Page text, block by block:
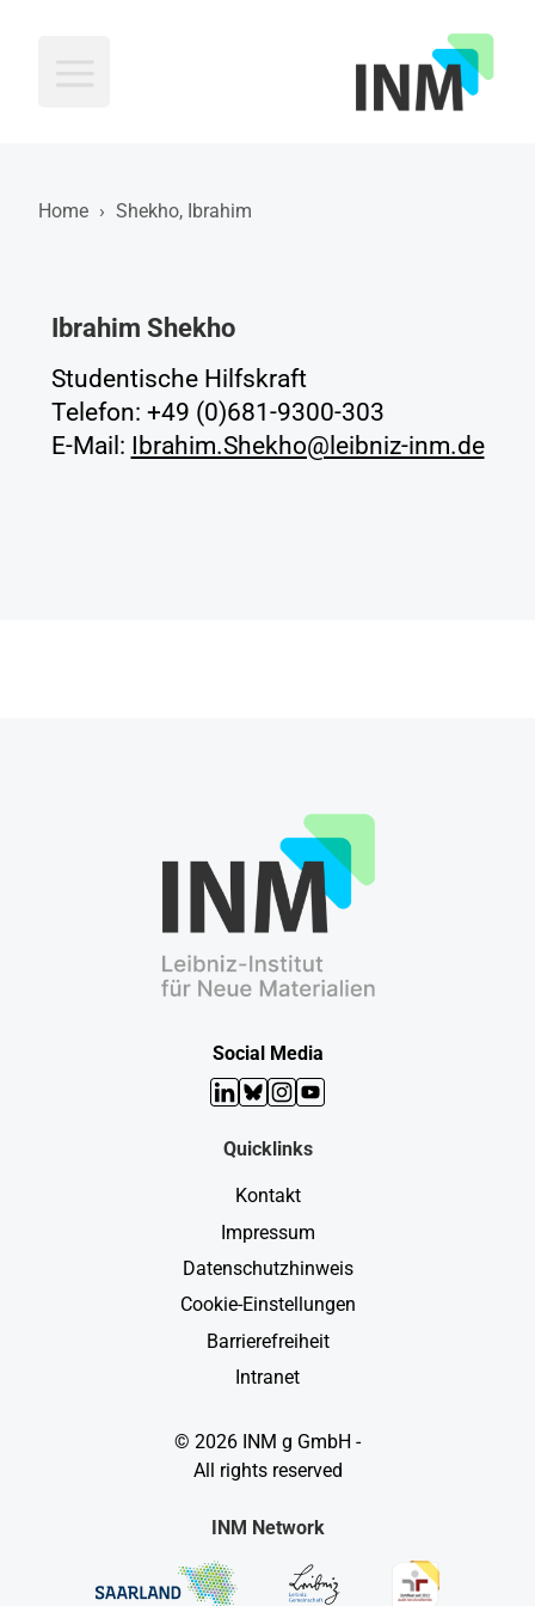
Home › Shekho, Ibrahim
Ibrahim Shekho
Studentische Hilfskraft
Telefon: +49 (0)681-9300-303
E-Mail: Ibrahim.Shekho@leibniz-inm.de
Social Media
LinkedIn
Bluesky
Instagram
YouTube
Quicklinks
Kontakt
Impressum
Datenschutzhinweis
Cookie-Einstellungen
Barrierefreiheit
Intranet
© 2026 INM g GmbH -
All rights reserved
INM Network